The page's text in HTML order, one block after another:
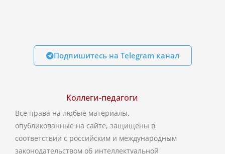
Подпишитесь на Telegram канал
Коллеги-педагоги
Все права на любые материалы,
опубликованные на сайте, защищены в
соответствии с российским и международным
законодательством об интеллектуальной